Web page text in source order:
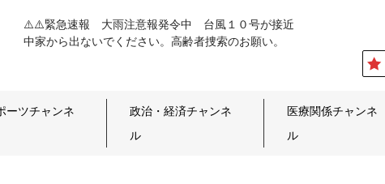
⚠️⚠️緊急速報 大雨注意報発令中 台風１０号が接近
中家から出ないでください。高齢者捜索のお願い。
ーツチャンネ
政治・経済チャンネ
ル
医療関係チャンネ
ル